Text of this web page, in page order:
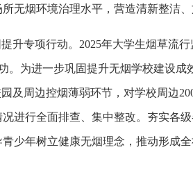
无烟环境治理水平，营造清新整洁、
升专项行动。 2025年大学生烟草流
。为进一步巩固提升无烟学校建设
及周边控烟薄弱环节，对学校周边
进行全面排查、集中整改。夯实各
少年树立健康无烟理念，推动形成